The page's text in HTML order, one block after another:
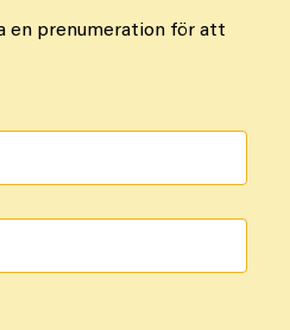
en prenumeration för att